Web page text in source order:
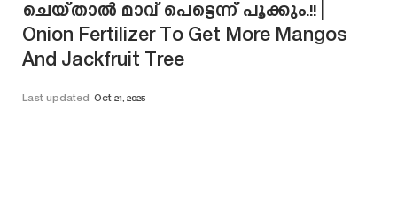
ചെയ്‌താൽ മാവ് പെട്ടെന്ന് പൂക്കും.!! |
Onion Fertilizer To Get More Mangos
And Jackfruit Tree
Last updated Oct 21, 2025